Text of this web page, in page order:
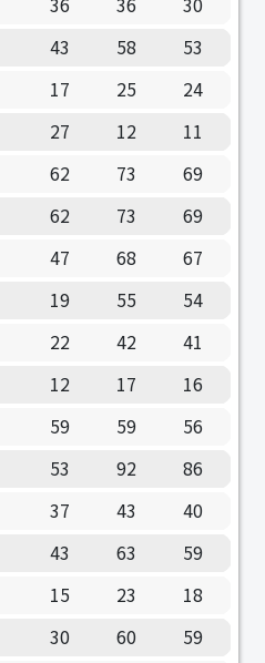
43 58
53
17 25
24
27 12
11
62 73
69
62 73
69
47 68
67
19 55
54
22 42
41
12 17
16
59 59
56
53 92
86
37 43
40
43 63
59
15 23
18
30 60
59